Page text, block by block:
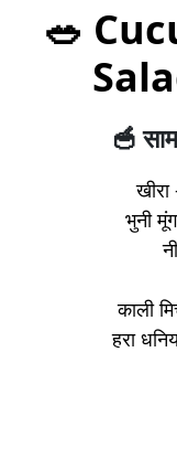
🥗
🥣
भुनी
काली
हरा